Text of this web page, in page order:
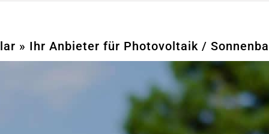
» Ihr Anbieter für Photovoltaik /